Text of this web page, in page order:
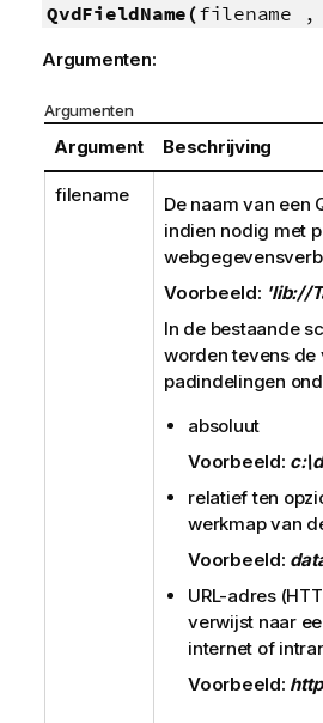
QvdFieldName(filename
Argumenten:
Argumenten
Argument Beschrijving
filename De naam van een
indien nodig met
Voorbeeld: 'lib://
In de bestaande
worden tevens de
padindelingen
absoluut
Voorbeeld:
relatief ten
werkmap van
Voorbeeld:
URL-adres (
verwijst naar
internet of
Voorbeeld: